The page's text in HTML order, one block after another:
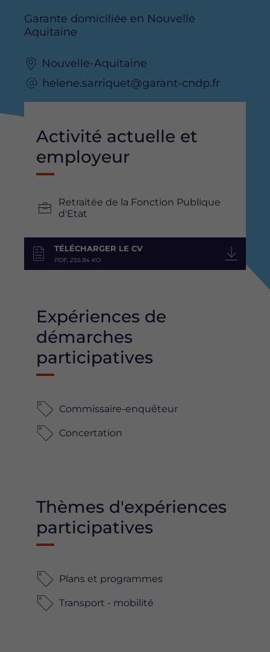
Garante domiciliée en Nouvelle
Aquitaine
Nouvelle-Aquitaine
helene.sarriquet@garant-cndp.fr
Activité actuelle et
employeur
Retraitée de la Fonction Publique
d'Etat
TÉLÉCHARGER LE CV
PDF, 255.94 KO
Expériences de
démarches
participatives
Commissaire-enquêteur
Concertation
Thèmes d'expériences
participatives
Plans et programmes
Transport - mobilité